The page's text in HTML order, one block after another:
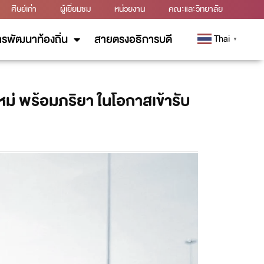
ศิษย์เก่า ผู้เยี่ยมชม หน่วยงาน คณะและวิทยาลัย
พัฒนาท้องถิ่น สายตรงอธิการบดี Thai ▼
พร้อมภริยา ในโอกาสเข้ารับ